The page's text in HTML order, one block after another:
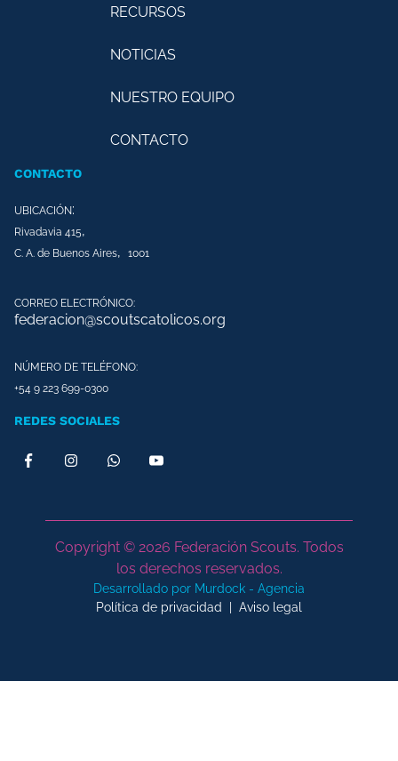
RECURSOS
NOTICIAS
NUESTRO EQUIPO
CONTACTO
CONTACTO
UBICACIÓN:
Rivadavia 415,
C. A. de Buenos Aires, 1001
CORREO ELECTRÓNICO:
federacion@scoutscatolicos.org
NÚMERO DE TELÉFONO:
+54 9 223 699-0300
REDES SOCIALES
Copyright © 2026 Federación Scouts. Todos
los derechos reservados.
Desarrollado por Murdock - Agencia
Política de privacidad
| Aviso legal